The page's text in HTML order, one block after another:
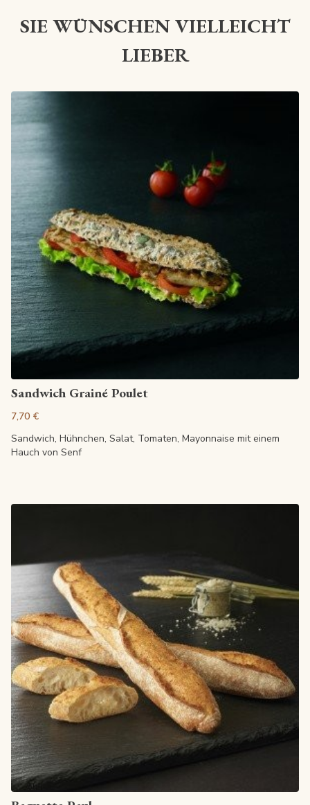
SIE WÜNSCHEN VIELLEICHT
LIEBER
Artikel anzeigen
Sandwich Grainé Poulet
7,70 €
Sandwich, Hühnchen, Salat, Tomaten, Mayonnaise mit einem
Hauch von Senf